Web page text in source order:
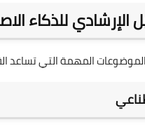
الإرشادي للذكاء
المهمة التي تساعد